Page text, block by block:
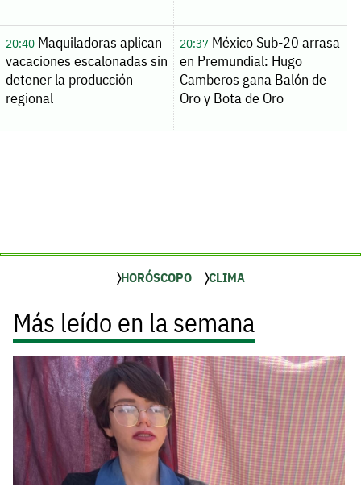
20:40Maquiladoras aplican
vacaciones escalonadas sin
detener la producción
regional
20:37México Sub-20 arrasa
en Premundial: Hugo
Camberos gana Balón de
Oro y Bota de Oro
HORÓSCOPO CLIMA
Más leído en la semana